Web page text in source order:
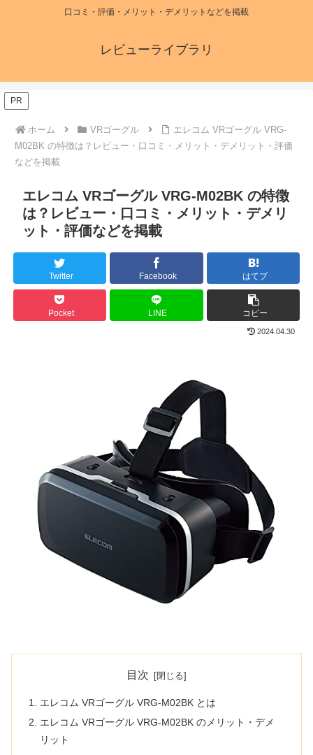
口コミ・評価・メリット・デメリットなどを掲載
レビューライブラリ
ホーム VRゴーグル
エレコム VRゴーグル VRG-
M02BK の特徴は？レビュー・口コミ・メリット・デメリット・評価
などを掲載
PR
エレコム VRゴーグル VRG-M02BK の特徴
は？レビュー・口コミ・メリット・デメリ
ット・評価などを掲載
Twitter Facebook はてブ
Pocket LINE コピー
2024.04.30
目次
エレコム VRゴーグル VRG-M02BK とは
エレコム VRゴーグル VRG-M02BK のメリット・デメ
リット